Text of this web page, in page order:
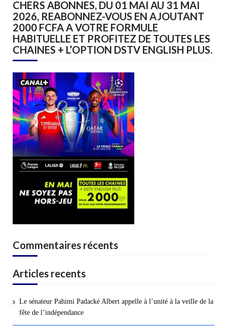
CHERS ABONNES, DU 01 MAI AU 31 MAI
2026, REABONNEZ-VOUS EN AJOUTANT
2000 FCFA A VOTRE FORMULE
HABITUELLE ET PROFITEZ DE TOUTES LES
CHAINES + L’OPTION DSTV ENGLISH PLUS.
Commentaires récents
Articles recents
Le sénateur Pahimi Padacké Albert appelle à l’unité à la veille de la
fête de l’indépendance